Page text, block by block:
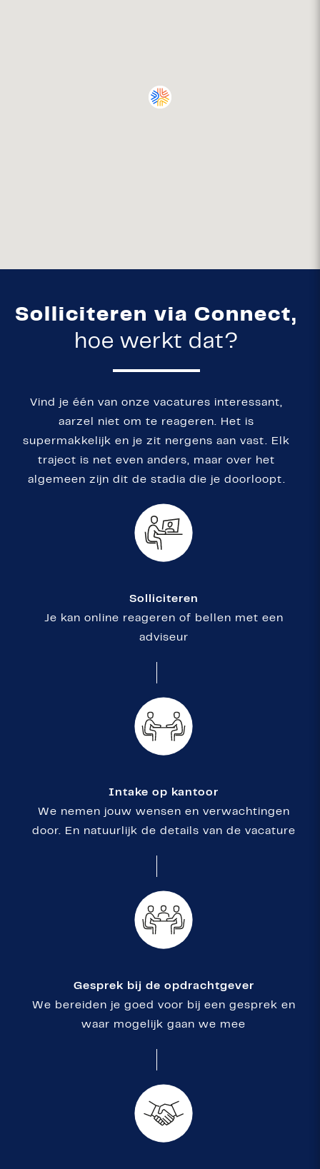
Solliciteren via Connect,
hoe werkt dat?
Vind je één van onze vacatures interessant,
aarzel niet om te reageren. Het is
supermakkelijk en je zit nergens aan vast. Elk
traject is net even anders, maar over het
algemeen zijn dit de stadia die je doorloopt.
Solliciteren
Je kan online reageren of bellen met een
adviseur
Intake op kantoor
We nemen jouw wensen en verwachtingen
door. En natuurlijk de details van de vacature
Gesprek bij de opdrachtgever
We bereiden je goed voor bij een gesprek en
waar mogelijk gaan we mee